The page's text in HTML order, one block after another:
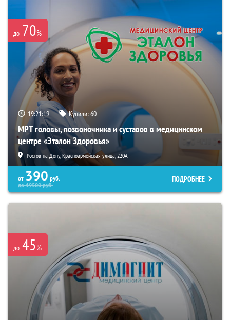
до 70%
19:21:18 Купили:60
МРТ головы, позвоночника и суставов в медицинском
центре «Эталон Здоровья»
Ростов-на-Дону, Красноармейская улица, 220А
от 390 руб.
до19500руб.
ПОДРОБНЕЕ
до 45%